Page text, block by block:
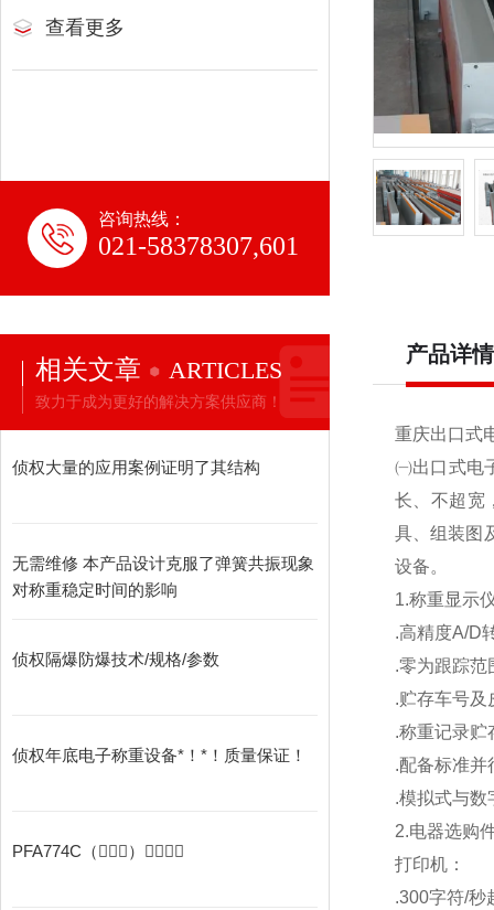
查看更多
咨询热线：
021-58378307,601
相关文章 ARTICLES
致力于成为更好的解决方案供应商！
侦权大量的应用案例证明了其结构
无需维修 本产品设计克服了弹簧共振现象
对称重稳定时间的影响
侦权隔爆防爆技术/规格/参数
侦权年底电子称重设备*！*！质量保证！
PFA774C（􀙷􀡀􀟭）􀤰􀺍􀡀􀟭
产品详情
重庆出口式
㈠出口式电
长、不超宽
具、组装图
设备。
1.称重显示
.高精度A/D
.零为跟踪范
.贮存车号及
.称重记录贮
.配备标准并
.模拟式与数
2.电器选购
打印机：
.300字符/秒